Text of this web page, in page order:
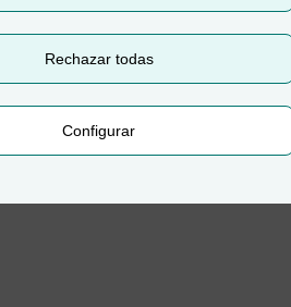
Rechazar todas
Configurar